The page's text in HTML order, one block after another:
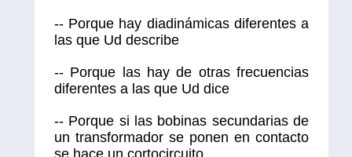
-- Porque hay diadinámicas diferentes a
las que Ud describe
-- Porque las hay de otras frecuencias
diferentes a las que Ud dice
-- Porque si las bobinas secundarias de
un transformador se ponen en contacto
se hace un cortocircuito